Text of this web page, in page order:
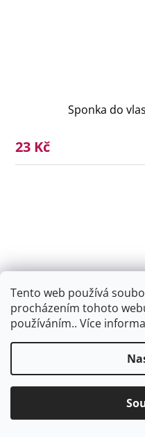
Tento web používá
procházením tohoto
používáním.. Více
Sponka do
23 Kč